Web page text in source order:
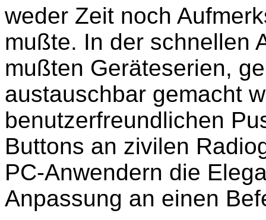
weder Zeit noch
mußte. In der schnellen
mußten Geräteserien,
austauschbar gemacht
benutzerfreundlichen
Buttons an zivilen
PC-Anwendern die
Anpassung an einen